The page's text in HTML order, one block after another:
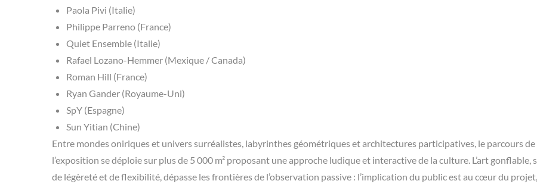
Paola Pivi (Italie)
Philippe Parreno (France)
Quiet Ensemble (Italie)
Rafael Lozano-Hemmer (Mexique / Canada)
Roman Hill (France)
Ryan Gander (Royaume-Uni)
SpY (Espagne)
Sun Yitian (Chine)
Entre mondes oniriques et univers surréalistes, labyrinthes géométriques et architectures participatives, le parcours de
l’exposition se déploie sur plus de 5 000 m² proposant une approche ludique et interactive de la culture. L’art gonflable,
de légèreté et de flexibilité, dépasse les frontières de l’observation passive : l’implication du public est au cœur du